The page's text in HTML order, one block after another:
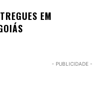
EM
- PUBLICIDADE -